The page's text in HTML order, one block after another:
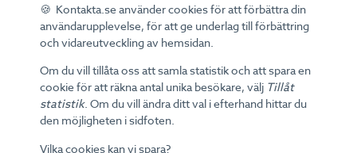
värdeskapande kundkommunikation. Makalös
har dessutom byggt upp en bra
produktionskapacitet i Lissabon som kommer
Läs mer
http://news.cision.com/se/vendator/r/vendat
or-ingar-avtal-om-forvarv-av-makalos-
ab,c9806496
🍪 Kontakta.se använder cookies för att förbättra din
användarupplevelse, för att ge underlag till förbättring
och vidareutveckling av hemsidan.
Om du vill tillåta oss att samla statistik och att spara en
cookie för att räkna antal unika besökare, välj Tillåt
statistik. Om du vill ändra ditt val i efterhand hittar du
den möjligheten i sidfoten.
Vilka cookies kan vi spara?